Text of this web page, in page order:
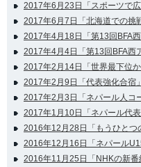
2017年6月23日「スポーツで広
2017年6月7日「北海道での挑
2017年4月18日「第13回BFA
2017年4月4日「第13回BFA西
2017年2月14日「世界最下位か
2017年2月9日「代表強化合宿」
2017年2月3日「ネパール人コ
2017年1月10日「ネパール代表
2016年12月28日「もうひとつ
2016年12月16日「ネパール
2016年11月25日「NHKの新番